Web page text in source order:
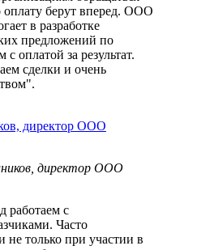
оплату берут вперед. ООО
в разработке
предложений по
оплатой за результат.
сделки и очень
директор ООО
работаем с
Часто
только при участии в